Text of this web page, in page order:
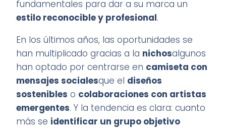
fundamentales para dar a su marca un
estilo reconocible y profesional.
En los últimos años, las oportunidades se
han multiplicado gracias a la nichosalgunos
han optado por centrarse en camiseta con
mensajes socialesque el diseños
sostenibles o colaboraciones con artistas
emergentes. Y la tendencia es clara: cuanto
más se identificar un grupo objetivo